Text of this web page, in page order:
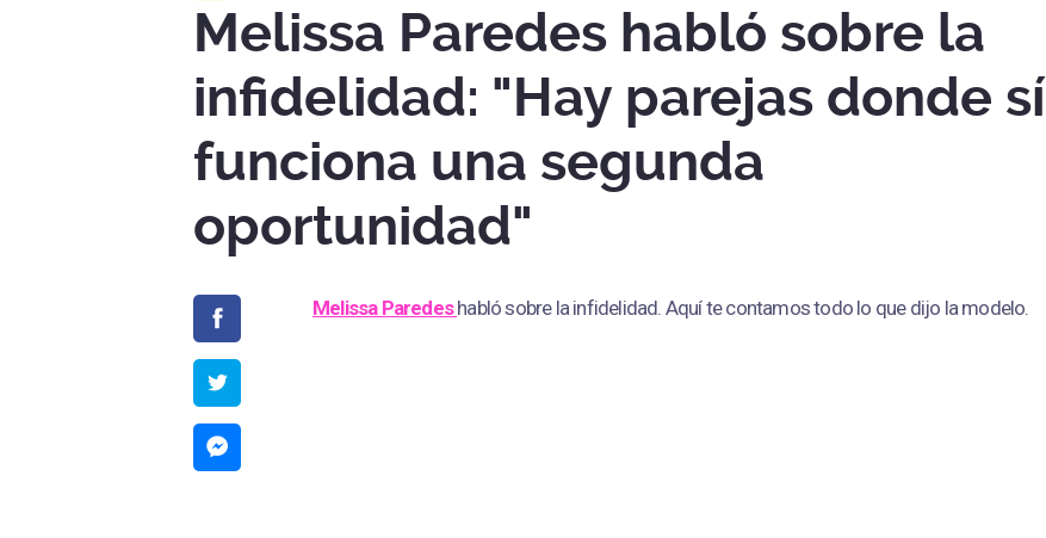
Melissa Paredes habló sobre la
infidelidad: "Hay parejas donde sí
funciona una segunda
oportunidad"
Melissa Paredeshabló sobre la infidelidad. Aquí te contamos todo lo que dijo la modelo.